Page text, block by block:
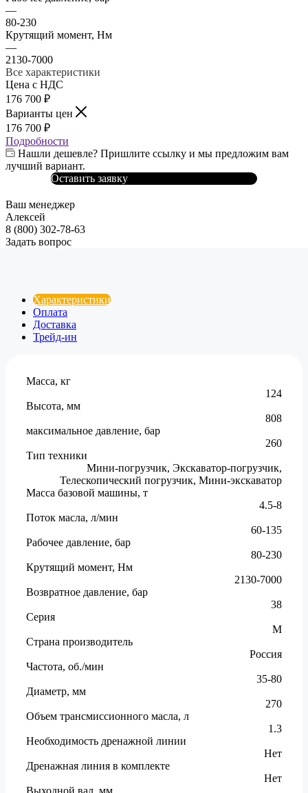
—
80-230
Крутящий момент, Нм
—
2130-7000
Все характеристики
Цена с НДС
176 700 ₽
Варианты цен
176 700 ₽
Подробности
Нашли дешевле? Пришлите ссылку и мы предложим вам
лучший вариант.
Оставить заявку
Ваш менеджер
Алексей
8 (800) 302-78-63
Задать вопрос
Характеристики
Оплата
Доставка
Трейд-ин
Масса, кг
124
Высота, мм
808
максимальное давление, бар
260
Тип техники
Мини-погрузчик, Экскаватор-погрузчик,
Телескопический погрузчик, Мини-экскаватор
Масса базовой машины, т
4.5-8
Поток масла, л/мин
60-135
Рабочее давление, бар
80-230
Крутящий момент, Нм
2130-7000
Возвратное давление, бар
38
Серия
M
Страна производитель
Россия
Частота, об./мин
35-80
Диаметр, мм
270
Объем трансмиссионного масла, л
1.3
Необходимость дренажной линии
Нет
Дренажная линия в комплекте
Нет
Выходной вал, мм